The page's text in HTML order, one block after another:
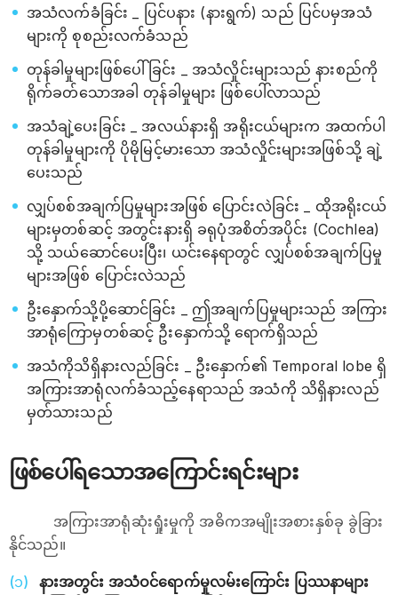
အသံလက်ခံခြင်း _ ပြင်ပနား (နားရွက်) သည် ပြင်ပမှအသံ
များကို စုစည်းလက်ခံသည်
တုန်ခါမှုများဖြစ်ပေါ်ခြင်း _ အသံလှိုင်းများသည် နားစည်ကို
ရိုက်ခတ်သောအခါ တုန်ခါမှုများ ဖြစ်ပေါ်လာသည်
အသံချဲ့ပေးခြင်း _ အလယ်နားရှိ အရိုးငယ်များက အထက်ပါ
တုန်ခါမှုများကို ပိုမိုမြင့်မားသော အသံလှိုင်းများအဖြစ်သို့ ချဲ့
ပေးသည်
လျှပ်စစ်အချက်ပြမှုများအဖြစ် ပြောင်းလဲခြင်း _ ထိုအရိုးငယ်
များမှတစ်ဆင့် အတွင်းနားရှိ ခရုပုံအစိတ်အပိုင်း (Cochlea)
သို့ သယ်ဆောင်ပေးပြီး၊ ယင်းနေရာတွင် လျှပ်စစ်အချက်ပြမှု
များအဖြစ် ပြောင်းလဲသည်
ဦးနှောက်သို့ပို့ဆောင်ခြင်း _ ဤအချက်ပြမှုများသည် အကြား
အာရုံကြောမှတစ်ဆင့် ဦးနှောက်သို့ ရောက်ရှိသည်
အသံကိုသိရှိနားလည်ခြင်း _ ဦးနှောက်၏ Temporal lobe ရှိ
အကြားအာရုံလက်ခံသည့်နေရာသည် အသံကို သိရှိနားလည်
မှတ်သားသည်
ဖြစ်ပေါ်ရသောအကြောင်းရင်းများ
အကြားအာရုံဆုံးရှုံးမှုကို အဓိကအမျိုးအစားနှစ်ခု ခွဲခြား
နိုင်သည်။
နားအတွင်း အသံဝင်ရောက်မှုလမ်းကြောင်း ပြဿနာများ